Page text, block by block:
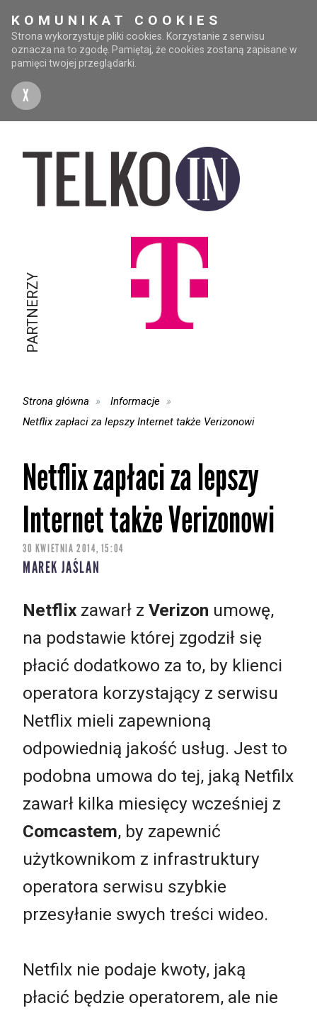
KOMUNIKAT COOKIES
Strona wykorzystuje pliki cookies. Korzystanie z serwisu
oznacza na to zgodę. Pamiętaj, że cookies zostaną zapisane w
pamięci twojej przeglądarki.
X
PARTNERZY
Strona główna
Informacje
Netflix zapłaci za lepszy Internet także Verizonowi
Netflix zapłaci za lepszy
Internet także Verizonowi
30 KWIETNIA 2014, 15:04
MAREK JAŚLAN
Netflix zawarł z Verizon umowę,
na podstawie której zgodził się
płacić dodatkowo za to, by klienci
operatora korzystający z serwisu
Netflix mieli zapewnioną
odpowiednią jakość usług. Jest to
podobna umowa do tej, jaką Netfilx
zawarł kilka miesięcy wcześniej z
Comcastem, by zapewnić
użytkownikom z infrastruktury
operatora serwisu szybkie
przesyłanie swych treści wideo.
Netfilx nie podaje kwoty, jaką
płacić będzie operatorem, ale nie